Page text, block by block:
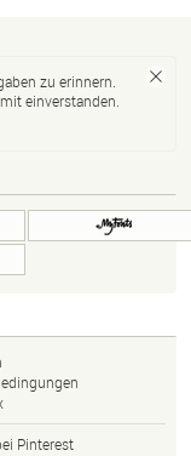
zu erinnern.
einverstanden.
Pinterest